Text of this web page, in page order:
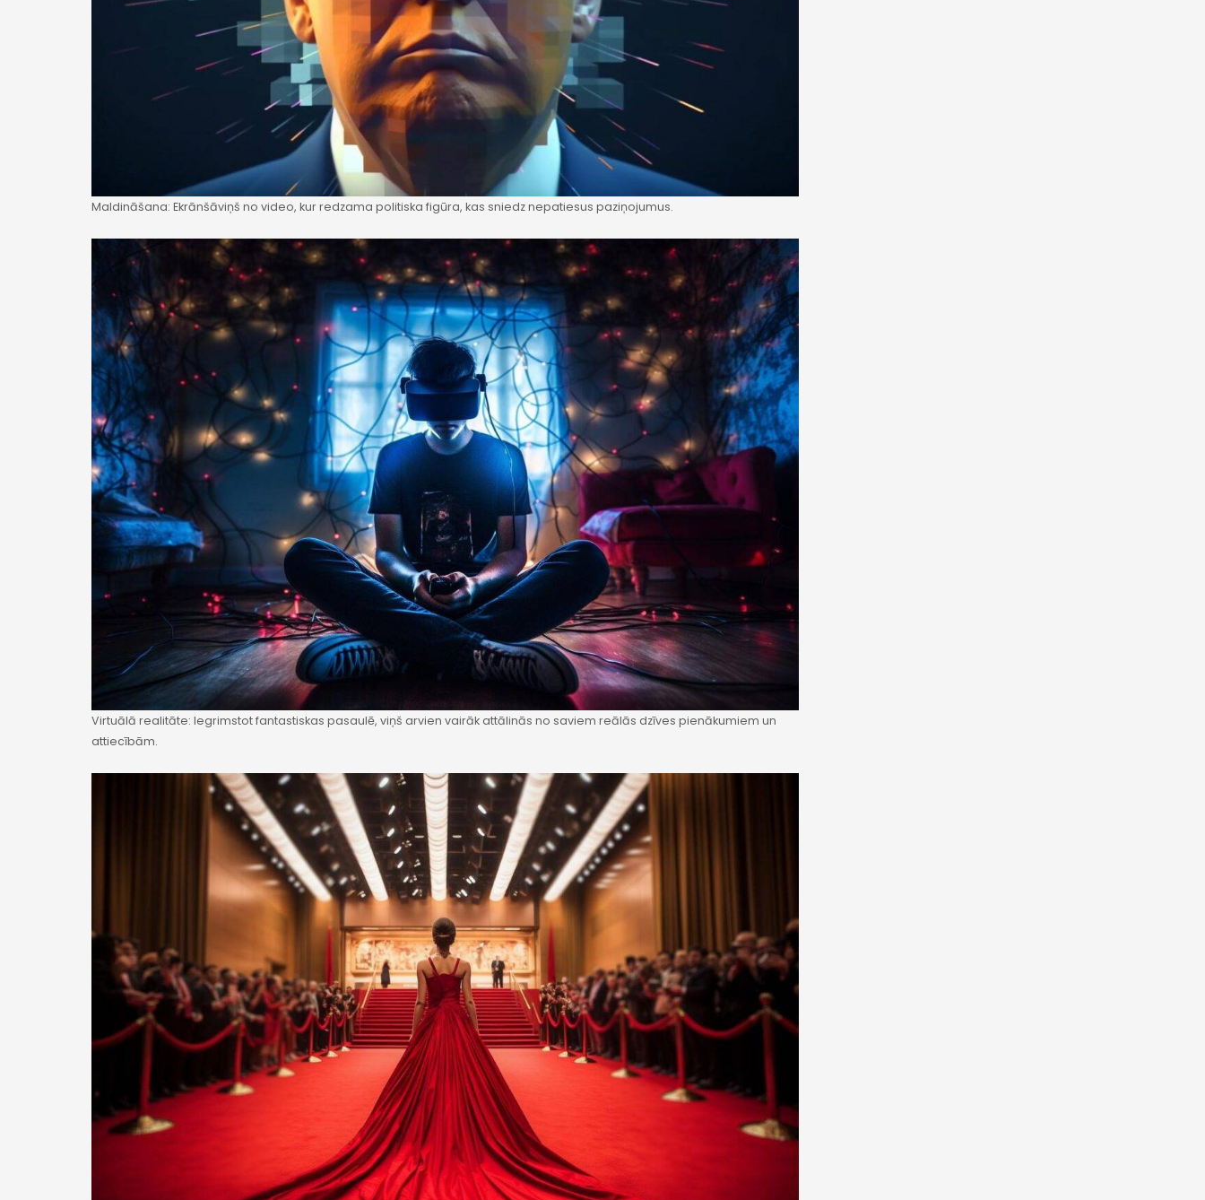
Maldināšana: Ekrānšāviņš no video, kur redzama politiska figūra, kas sniedz nepatiesus paziņojumus.
Virtuālā realitāte: Iegrimstot fantastiskas pasaulē, viņš arvien vairāk attālinās no saviem reālās dzīves pienākumiem un
attiecībām.